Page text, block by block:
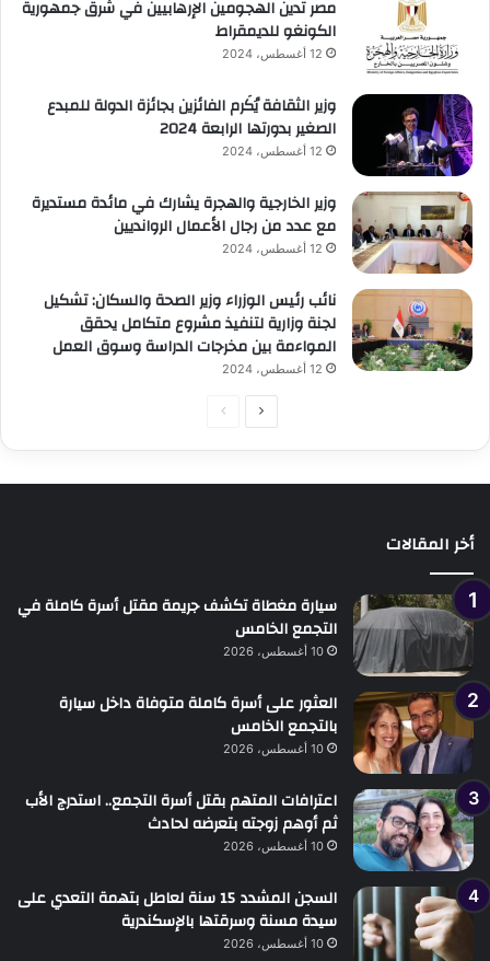
مصر تدين الهجومين الإرهابيين في شرق جمهورية
الكونغو للديمقراط
12 أغسطس، 2024
وزير الثقافة يُكَرم الفائزين بجائزة الدولة للمبدع
الصغير بدورتها الرابعة 2024
12 أغسطس، 2024
وزير الخارجية والهجرة يشارك في مائدة مستديرة
مع عدد من رجال الأعمال الروانديين
12 أغسطس، 2024
نائب رئيس الوزراء وزير الصحة والسكان: تشكيل
لجنة وزارية لتنفيذ مشروع متكامل يحقق
المواءمة بين مخرجات الدراسة وسوق العمل
12 أغسطس، 2024
الصفحةالصفحة
أخر المقالات
سيارة مغطاة تكشف جريمة مقتل أسرة كاملة في
التجمع الخامس
10 أغسطس، 2026
العثور على أسرة كاملة متوفاة داخل سيارة
بالتجمع الخامس
10 أغسطس، 2026
اعترافات المتهم بقتل أسرة التجمع.. استدرج الأب
ثم أوهم زوجته بتعرضه لحادث
10 أغسطس، 2026
السجن المشدد 15 سنة لعاطل بتهمة التعدي على
سيدة مسنة وسرقتها بالإسكندرية
10 أغسطس، 2026